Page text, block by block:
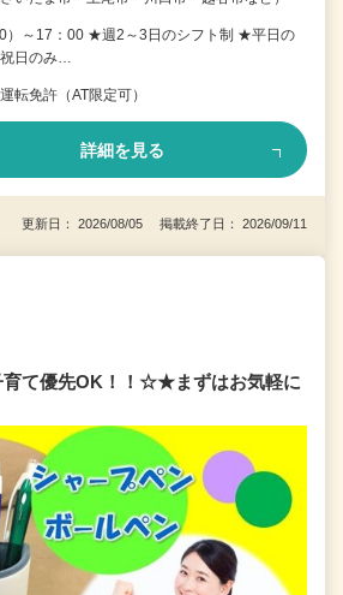
）～17：00 ★週2～3日のシフト制 ★平日の
日のみ…
転免許（AT限定可）
詳細を見る
更新日： 2026/08/05 掲載終了日： 2026/09/11
て優先OK！！☆★まずはお気軽に